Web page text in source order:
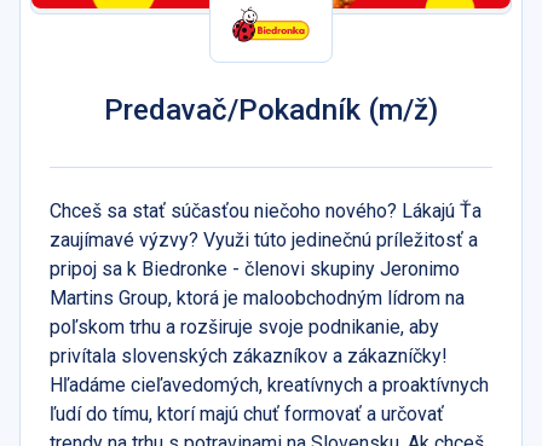
Predavač/Pokadník (m/ž)
Chceš sa stať súčasťou niečoho nového? Lákajú Ťa
zaujímavé výzvy? Využi túto jedinečnú príležitosť a
pripoj sa k Biedronke - členovi skupiny Jeronimo
Martins Group, ktorá je maloobchodným lídrom na
poľskom trhu a rozširuje svoje podnikanie, aby
privítala slovenských zákazníkov a zákazníčky!
Hľadáme cieľavedomých, kreatívnych a proaktívnych
ľudí do tímu, ktorí majú chuť formovať a určovať